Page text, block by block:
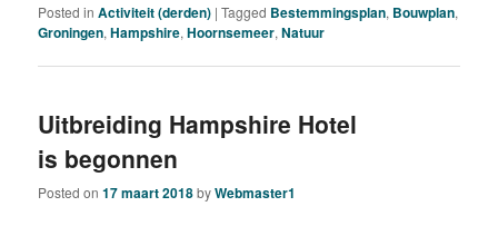
Posted in Activiteit (derden) |Tagged Bestemmingsplan, Bouwplan,
Groningen,Hampshire,Hoornsemeer,Natuur
Uitbreiding Hampshire Hotel
is begonnen
Posted on17 maart 2018byWebmaster1